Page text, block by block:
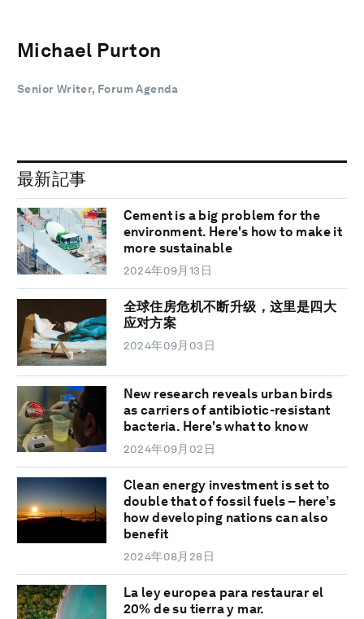
Michael Purton
Senior Writer, Forum Agenda
最新記事
Cement is a big problem for the
environment. Here's how to make it
more sustainable
2024年09月13日
全球住房危机不断升级，这里是四大
应对方案
2024年09月03日
New research reveals urban birds
as carriers of antibiotic-resistant
bacteria. Here's what to know
2024年09月02日
Clean energy investment is set to
double that of fossil fuels – here’s
how developing nations can also
benefit
2024年08月28日
La ley europea para restaurar el
20% de su tierra y mar.